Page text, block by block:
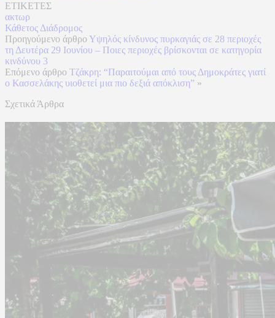
ΕΤΙΚΕΤΕΣ
ακτωρ
Κάθετος Διάδρομος
Προηγούμενο άρθρο Υψηλός κίνδυνος πυρκαγιάς σε 28 περιοχές
τη Δευτέρα 29 Ιουνίου – Ποιες περιοχές βρίσκονται σε κατηγορία
κινδύνου 3
Επόμενο άρθρο Τζάκρη: “Παραιτούμαι από τους Δημοκράτες γιατί
ο Κασσελάκης υιοθετεί μια πιο δεξιά απόκλιση” »
Σχετικά Άρθρα